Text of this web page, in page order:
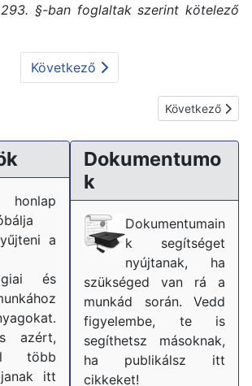
§-ban foglaltak szerint kötelező
Következő
oktatással lekötött óraszámok változása
Következő
Következő
a
és
azért,
több
itt
Dokumentumo
k
Dokumentumain
k segítséget
nyújtanak, ha
szükséged van rá a
munkád során. Vedd
figyelembe, te is
segíthetsz másoknak,
ha publikálsz itt
cikkeket!